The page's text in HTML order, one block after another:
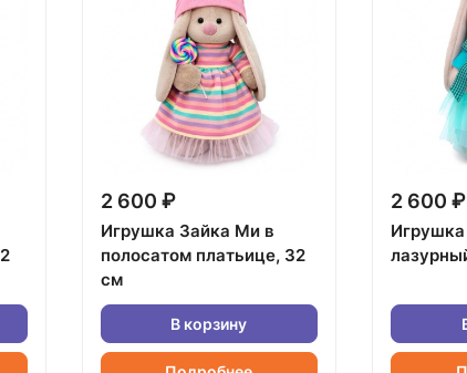
2 600 ₽
Игрушка Зайка Ми в
полосатом платьице, 32
см
В корзину
2 600 ₽